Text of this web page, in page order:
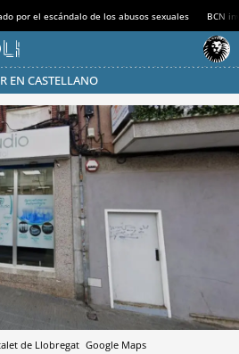
por el escándalo de los abusos sexuales BCN
EN CASTELLANO
MODO AHORRO
de Llobregat Google Maps